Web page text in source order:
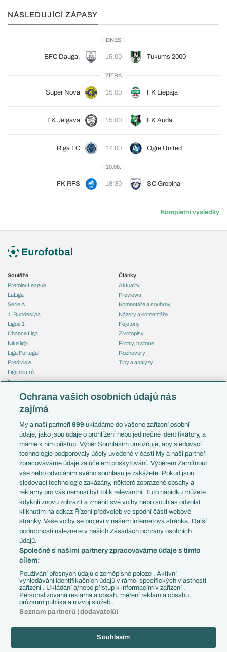
NÁSLEDUJÍCÍ ZÁPASY
DNES
BFC Dauga. 15:00 Tukums 2000
ZÍTRA
Super Nova 15:00 FK Liepāja
FK Jelgava 15:00 FK Auda
Riga FC 17:00 Ogre United
10.08.
FK RFS 18:30 SC Grobiņa
Kompletní výsledky
Soutěže
Premier League
LaLiga
Serie A
1. Bundesliga
Ligue 1
Chance Liga
Niké liga
Liga Portugal
Eredivisie
Liga mistrů
Evropská liga
Mistrovství světa
Liga národů
Témata
Představení týmů MS
EuroSkauting
PL v kostce
Evropské koeficienty
Přestupy
Přestupové spekulace
Zranění
Kluby
Arsenal FC
Chelsea FC
Manchester United
AC Milán
Juventus FC
Bayern Mnichov
FC Barcelona
Real Madrid
Články
Aktuality
Previews
Komentáře a souhrny
Názory a komentáře
Fejetony
Životopisy
Profily, historie
Rozhovory
Tipy a analýzy
Česko
Francie
Itálie
Německo
Španělsko
Argentina
Brazílie
Přestupy
Zápasy
Livescore
Tipovací soutěž
Copyright © 2001-2026 EuroFotbal.cz. Využíváme zpravodajství ČTK.
Ochrana vašich osobních údajů nás
zajímá
My a naši partneři999 ukládáme do vašeho zařízení osobní
údaje, jako jsou údaje o prohlížení nebo jedinečné identifikátory, a
máme k nim přístup. Výběr Souhlasím umožňuje, aby sledovací
technologie podporovaly účely uvedené v části My a naši partneři
zpracováváme údaje za účelem poskytování. Výběrem Zamítnout
vše nebo odvoláním svého souhlasu je zakážete. Pokud jsou
sledovací technologie zakázány, některé zobrazené obsahy a
reklamy pro vás nemusí být tolik relevantní. Tuto nabídku můžete
kdykoli znovu zobrazit a změnit své volby nebo souhlas odvolat
kliknutím na odkaz Řízení předvoleb ve spodní části webové
stránky. Vaše volby se projeví v našem Internetová stránka. Další
podrobnosti naleznete v našich Zásadách ochrany osobních
údajů.
Společně s našimi partnery zpracováváme údaje s tímto
cílem:
Používání přesných údajů o zeměpisné poloze . Aktivní
vyhledávání identifikačních údajů v rámci specifických vlastností
zařízení . Ukládání a/nebo přístup k informacím v zařízení .
Personalizovaná reklama a obsah, měření reklam a obsahu,
průzkum publika a rozvoj služeb .
Seznam partnerů (dodavatelů)
Souhlasím